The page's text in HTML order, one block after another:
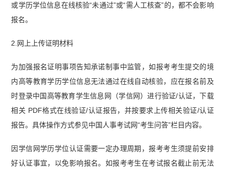
或学历学位信息在线核验“未通过”或“需人工核查”的，都不会影响
报名。
2.网上上传证明材料
为加强报名证明事项告知承诺制事中监管，如报考考生提交的境
内高等教育学历学位信息无法通过在线自动核验，应在报名前及
时登录中国高等教育学生信息网（学信网）进行验证/认证，下载
相关 PDF格式在线验证/认证报告，并按要求上传相关验证/认证
报告。具体操作方式参见中国人事考试网“考生问答”栏目内容。
因学信网学历学位认证需要一定办理周期，报考考生须提前安排
好认证事宜，以免影响报名。如报考考生在考试报名截止前无法